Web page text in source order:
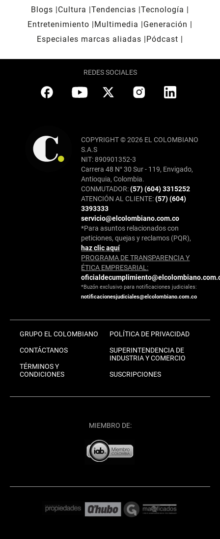
Blogs
Cultura Tendencias Tecnología
Entretenimiento
Multimedia
Generación
Especiales marcas aliadas
Pódcast
REDES SOCIALES
COPYRIGHT © 2026 EL COLOMBIANO
S.A.S
NIT: 890901352-3
Carrera 48 N° 30 Sur - 119, Envigado,
Antioquia, Colombia.
CONMUTADOR:(57) (604) 3315252
ATENCIÓN AL CLIENTE:(57) (604)
3393333
servicio@elcolombiano.com.co
*Para asuntos relacionados con
peticiones, quejas y reclamos (PQR),
haz clic aquí
PROGRAMA DE TRANSPARENCIA Y
ÉTICA EMPRESARIAL:
*Buzón exclusivo para notificaciones judiciales:
notificacionesjudiciales@elcolombiano.com.co
GRUPO EL COLOMBIANO
CONTÁCTANOS
TÉRMINOS Y
CONDICIONES
POLÍTICA DE PRIVACIDAD
SUPERINTENDENCIA DE
INDUSTRIA Y COMERCIO
SUSCRIPCIONES
MIEMBRO DE: